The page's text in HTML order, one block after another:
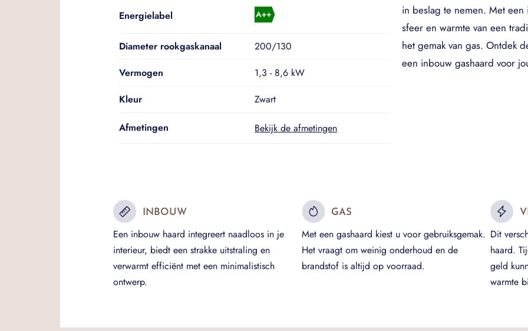
Energielabel
Diameter rookgaskanaal
200/130
Vermogen
1,3 - 8,6 kW
Kleur
Zwart
Afmetingen Bekijk de afmetingen
in beslag te nemen. Met
sfeer en warmte van een
het gemak van gas. Ontdek
een inbouw gashaard voor
INBOUW
Een inbouw haard integreert naadloos in je
interieur, biedt een strakke uitstraling en
verwarmt efficiënt met een minimalistisch
ontwerp.
GAS
Met een gashaard kiest u voor gebruiksgemak.
Het vraagt om weinig onderhoud en de
brandstof is altijd op voorraad.
Dit
haard.
geld
warmte